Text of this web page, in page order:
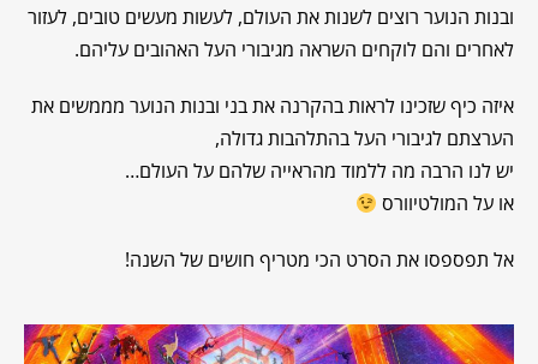
ובנות הנוער רוצים לשנות את העולם, לעשות מעשים טובים, לעזור
לאחרים והם לוקחים השראה מגיבורי העל האהובים עליהם.
איזה כיף שזכינו לראות בהקרנה את בני ובנות הנוער מממשים את
הערצתם לגיבורי העל בהתלהבות גדולה,
יש לנו הרבה מה ללמוד מהראייה שלהם על העולם…
או על המולטיוורס
אל תפספסו את הסרט הכי מטריף חושים של השנה!